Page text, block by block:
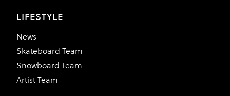
LIFESTYLE
News
Skateboard Team
Snowboard Team
Artist Team